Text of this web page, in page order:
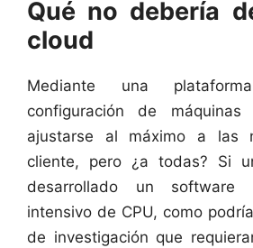
Qué no debería
cloud
Mediante una
configuración de máquinas
ajustarse al máximo a las
cliente, pero ¿a todas? Si
desarrollado un
intensivo de CPU, como
de investigación que